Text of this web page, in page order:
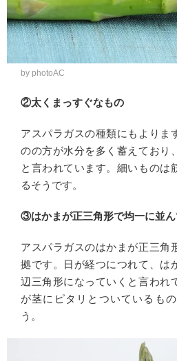
by photoAC
②太くまっすぐなもの
アスパラガスの種類にもよりま
のの方が水分を多く蓄えており
と言われています。細いものは
るそうです。
③はかまが正三角形で均一に並
アスパラガスのはかまが正三角
拠です。日が経つにつれて、は
辺三角形になっていくと言われ
が茎にピタリとついているも
う。